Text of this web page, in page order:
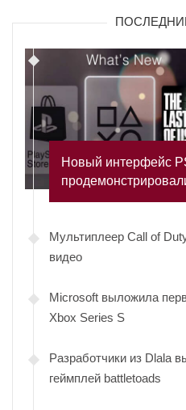
Новый интерфейс
Мультиплеер Call of
видео
Microsoft выложила
Xbox Series S
Разработчики из Dlala
геймплей battletoads